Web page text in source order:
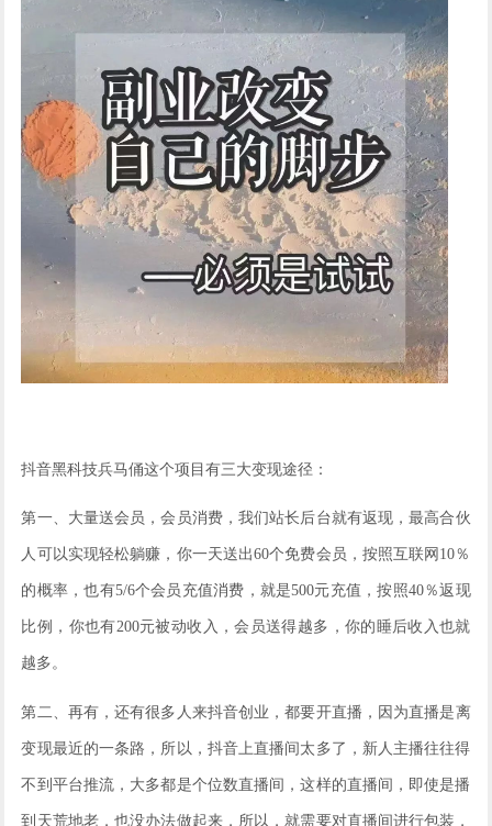
抖音黑科技兵马俑这个项目有三大变现途径：
第一、大量送会员，会员消费，我们站长后台就有返现，最高合伙
人可以实现轻松躺赚，你一天送出60个免费会员，按照互联网10％
的概率，也有5/6个会员充值消费，就是500元充值，按照40％返现
比例，你也有200元被动收入，会员送得越多，你的睡后收入也就
越多。
第二、再有，还有很多人来抖音创业，都要开直播，因为直播是离
变现最近的一条路，所以，抖音上直播间太多了，新人主播往往得
不到平台推流，大多都是个位数直播间，这样的直播间，即使是播
到天荒地老，也没办法做起来，所以，就需要对直播间进行包装，